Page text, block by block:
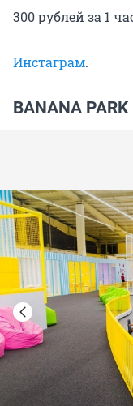
300 рублей за 1
Инстаграм.
BANANA